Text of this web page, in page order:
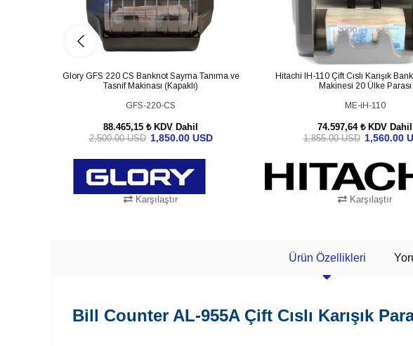
Glory GFS 220 CS Banknot Sayma Tanıma ve
Tasnif Makinası (Kapaklı)
GFS-220-CS
88.465,15 ₺ KDV Dahil
1,850.00 USD
2,500.00 USD
Karşılaştır
Hitachi IH-110 Çift Cıslı Karışık
Makinesi 20 Ülke Parası
ME-iH-110
74.597,64 ₺ KDV Dahil
1,560.00
1,855.00 USD
Karşılaştır
Ürün Özellikleri
Bill Counter AL-955A Çift Cıslı Karışık